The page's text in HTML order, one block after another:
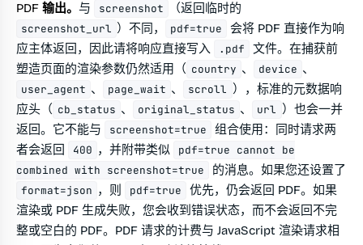
PDF 输出。 与 screenshot （返回临时的
screenshot_url ）不同， pdf=true
会将 PDF 直接作为响
应主体返回，因此请将响应直接写入
.pdf
文件。在捕获前
塑造页面的渲染参数仍然适用（ country 、 device 、
user_agent 、 page_wait 、 scroll ），标准的元数据响
应头（ cb_status 、 original_status 、 url ）也会一并
返回。它不能与
screenshot=true
组合使用：同时请求两
者会返回
400 ，并附带类似
pdf=true cannot be
combined with screenshot=true
的消息。如果您还设置了
format=json ，则 pdf=true
优先，仍会返回 PDF。如果
渲染或 PDF 生成失败，您会收到错误状态，而不会返回不完
整或空白的 PDF。PDF 请求的计费与 JavaScript 渲染请求相